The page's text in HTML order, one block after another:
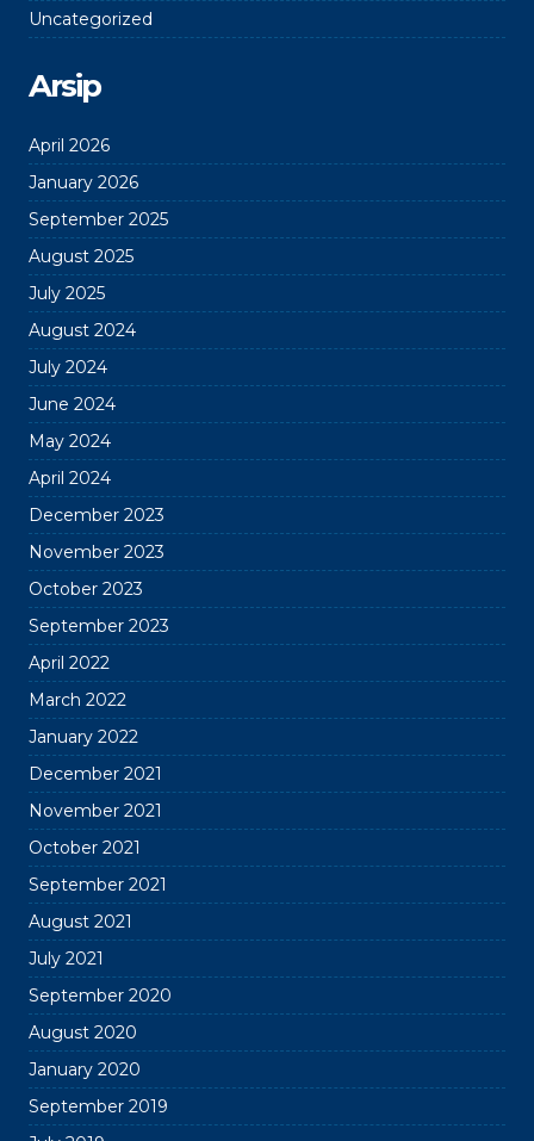
Uncategorized
Arsip
April 2026
January 2026
September 2025
August 2025
July 2025
August 2024
July 2024
June 2024
May 2024
April 2024
December 2023
November 2023
October 2023
September 2023
April 2022
March 2022
January 2022
December 2021
November 2021
October 2021
September 2021
August 2021
July 2021
September 2020
August 2020
January 2020
September 2019